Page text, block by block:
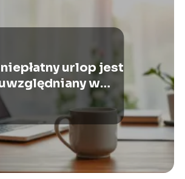
niepłatny urlop jest
w
doświadczeniu
zawodowym?